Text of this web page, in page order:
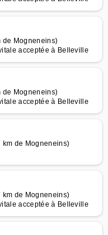
de Mogneneins)
acceptée à Belleville
de Mogneneins)
acceptée à Belleville
de Mogneneins)
de Mogneneins)
acceptée à Belleville